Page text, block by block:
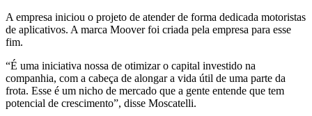
A empresa iniciou o projeto de atender de forma dedicada motoristas
de aplicativos. A marca Moover foi criada pela empresa para esse
fim.
“É uma iniciativa nossa de otimizar o capital investido na
companhia, com a cabeça de alongar a vida útil de uma parte da
frota. Esse é um nicho de mercado que a gente entende que tem
potencial de crescimento”, disse Moscatelli.